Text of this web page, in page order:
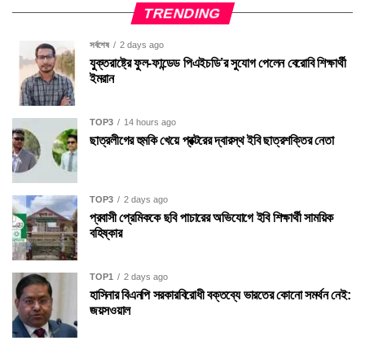
TRENDING
সর্বশেষ 2 days ago
যুক্তরাষ্ট্রে ফুল-ফান্ডেড পিএইচডি’র সুযোগ পেলেন বেরোবি শিক্ষার্থী
ইমরান
TOP3 14 hours ago
ছাত্রলীগের হুমকি খেয়ে প্রক্টরের দ্বারস্থ ইবি ছাত্রশক্তির নেতা
TOP3 2 days ago
প্রবাসী প্রেমিককে ছবি পাচারের অভিযোগে ইবি শিক্ষার্থী সাময়িক
বহিষ্কার
TOP1 2 days ago
হাসিনার বিএনপি সরকারবিরোধী বক্তব্যে ভারতের কোনো সমর্থন নেই:
জয়সওয়াল